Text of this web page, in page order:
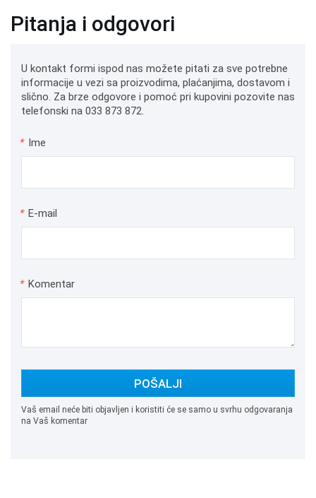
Pitanja i odgovori
U kontakt formi ispod nas možete pitati za sve potrebne
informacije u vezi sa proizvodima, plaćanjima, dostavom i
slično. Za brze odgovore i pomoć pri kupovini pozovite nas
telefonski na 033 873 872.
* Ime
* E-mail
* Komentar
POŠALJI
Vaš email neće biti objavljen i koristiti će se samo u svrhu odgovaranja
na Vaš komentar